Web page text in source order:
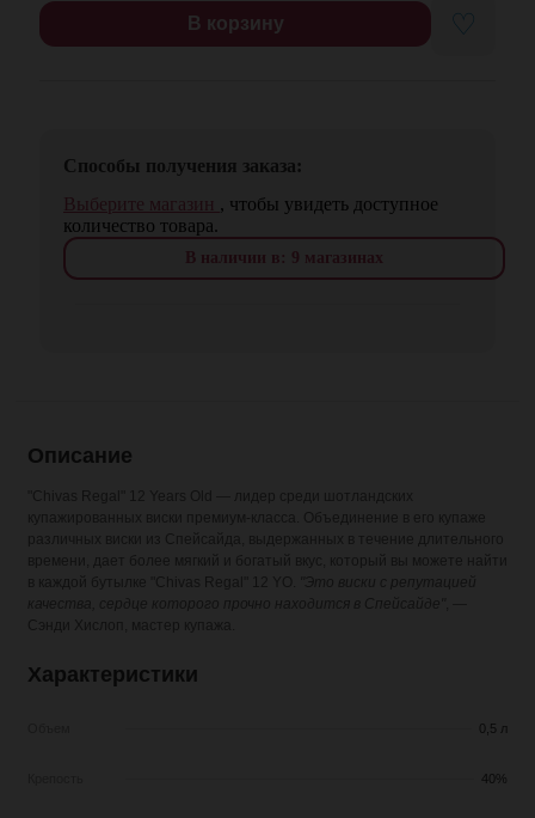
В корзину ♡
Способы получения заказа:
Выберите магазин , чтобы увидеть доступное
количество товара.
В наличии в: 9 магазинах
Описание
Характеристики
0,5 л
40%